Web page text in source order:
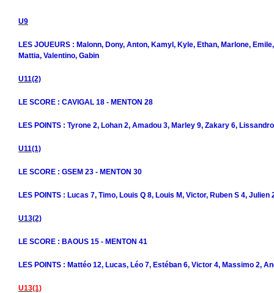
U9
LES JOUEURS : Malonn, Dony, Anton, Kamyl, Kyle, Ethan, Marlone,
Mattia, Valentino, Gabin
U11(2)
LE SCORE : CAVIGAL 18 - MENTON 28
LES POINTS : Tyrone 2, Lohan 2, Amadou 3, Marley 9, Zakary 6,
U11(1)
LE SCORE : GSEM 23 - MENTON 30
LES POINTS : Lucas 7, Timo, Louis Q 8, Louis M, Victor, Ruben S 4, Julien
U13(2)
LE SCORE : BAOUS 15 - MENTON 41
LES POINTS : Mattéo 12, Lucas, Léo 7, Estéban 6, Victor 4, Massimo 2,
U13(1)